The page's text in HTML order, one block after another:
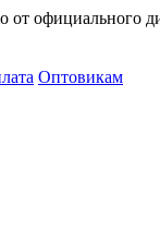
официального
Оптовикам